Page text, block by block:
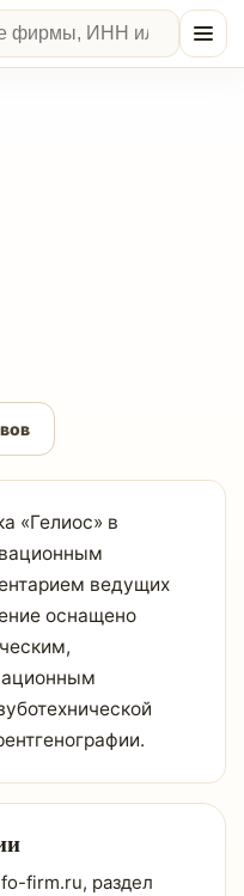
«Гелиос» в
ведущих
оснащено
firm.ru, раздел